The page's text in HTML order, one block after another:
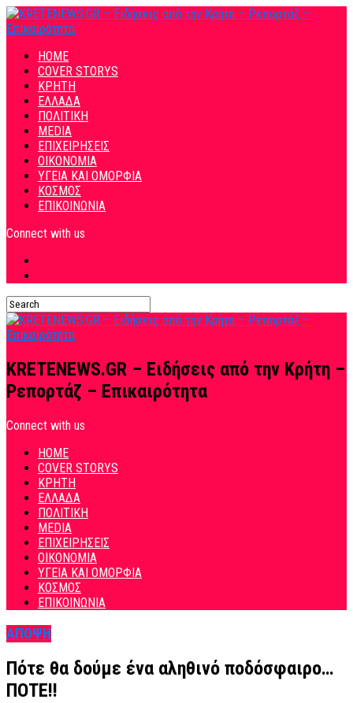
HOME
COVER STORYS
ΚΡΗΤΗ
ΕΛΛΑΔΑ
ΠΟΛΙΤΙΚΗ
MEDIA
ΕΠΙΧΕΙΡΗΣΕΙΣ
ΟΙΚΟΝΟΜΙΑ
ΥΓΕΙΑ ΚΑΙ ΟΜΟΡΦΙΑ
ΚΟΣΜΟΣ
ΕΠΙΚΟΙΝΩΝΙΑ
Connect with us
KRETENEWS.GR – Ειδήσεις από την Κρήτη –
Ρεπορτάζ – Επικαιρότητα
Connect with us
HOME
COVER STORYS
ΚΡΗΤΗ
ΕΛΛΑΔΑ
ΠΟΛΙΤΙΚΗ
MEDIA
ΕΠΙΧΕΙΡΗΣΕΙΣ
ΟΙΚΟΝΟΜΙΑ
ΥΓΕΙΑ ΚΑΙ ΟΜΟΡΦΙΑ
ΚΟΣΜΟΣ
ΕΠΙΚΟΙΝΩΝΙΑ
ΑΠΟΨΗ
Πότε θα δούμε ένα αληθινό ποδόσφαιρο…
ΠΟΤΕ!!